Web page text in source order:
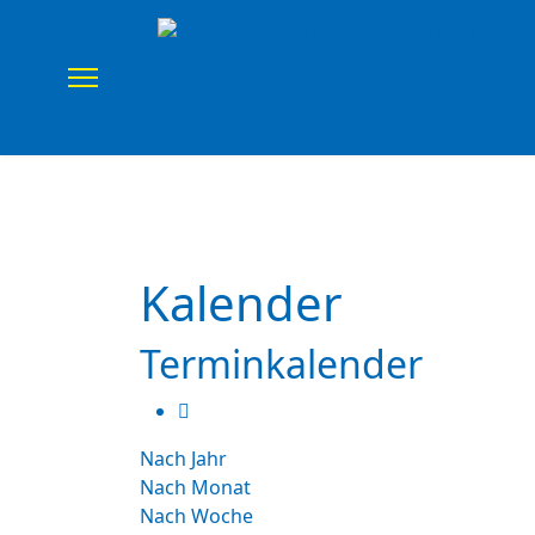
Kalender
Terminkalender
Nach Jahr
Nach Monat
Nach Woche